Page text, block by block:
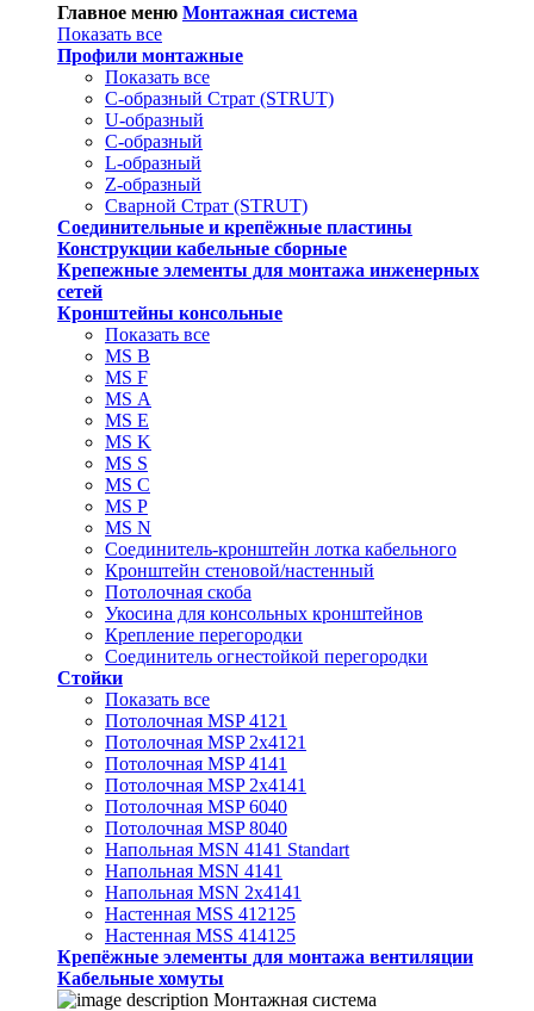
Главное меню Монтажная система
Показать все
Профили монтажные
Показать все
С-образный Страт (STRUT)
U-образный
С-образный
L-образный
Z-образный
Сварной Страт (STRUT)
Соединительные и крепёжные пластины
Конструкции кабельные сборные
Крепежные элементы для монтажа инженерных
сетей
Кронштейны консольные
Показать все
MS В
MS F
MS А
MS Е
MS K
MS S
MS C
MS P
MS N
Соединитель-кронштейн лотка кабельного
Кронштейн стеновой/настенный
Потолочная скоба
Укосина для консольных кронштейнов
Крепление перегородки
Соединитель огнестойкой перегородки
Стойки
Показать все
Потолочная MSP 4121
Потолочная MSP 2х4121
Потолочная MSP 4141
Потолочная MSP 2х4141
Потолочная MSP 6040
Потолочная MSP 8040
Напольная MSN 4141 Standart
Напольная MSN 4141
Напольная MSN 2х4141
Настенная MSS 412125
Настенная MSS 414125
Крепёжные элементы для монтажа вентиляции
Кабельные хомуты
Монтажная система